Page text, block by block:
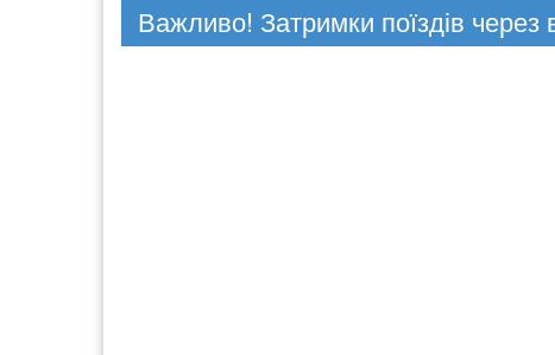
Важливо! Затримки поїздів через